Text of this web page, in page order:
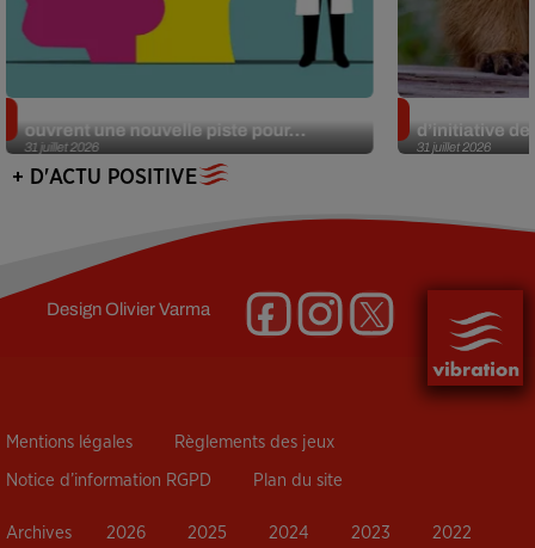
31 juillet 2026
ouvrent une nouvelle piste pour...
31 juillet 2026
d’initiative
+ D'ACTU POSITIVE
DesignOlivier Varma
Mentions légales Règlements des jeux
Notice d’information RGPD Plan du site
Archives 2026 2025 2024 2023 2022